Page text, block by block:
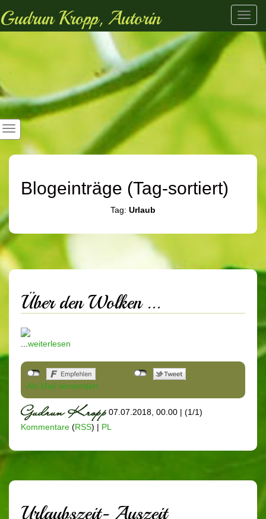
Gudrun Kropp, Autorin
Blogeinträge (Tag-sortiert)
Tag: Urlaub
Über den Wolken ...
weiterlesen
Als Mail versenden
07.07.2018, 00.00 | (1/1)
Kommentare (RSS) | PL
Urlaubszeit- Auszeit